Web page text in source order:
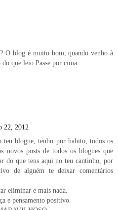
O blog é muito bom, quando venho à
que leio.Passe por cima...
22, 2012
blogue, tenho por habito, todos os
novos posts de todos os blogues que
do que tens aqui no teu cantinho, por
de alguém te deixar comentários
eliminar e mais nada.
e pensamento positivo.